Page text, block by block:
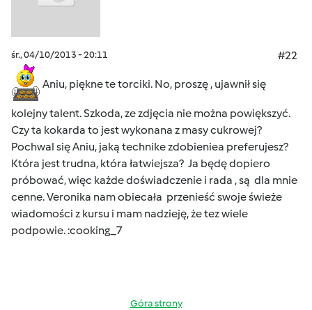
śr., 04/10/2013 - 20:11 #22
Aniu, piękne te torciki. No, proszę , ujawnił się
kolejny talent. Szkoda, ze zdjęcia nie można powiększyć.
Czy ta kokarda to jest wykonana z masy cukrowej?
Pochwal się Aniu, jaką technike zdobieniea preferujesz?
Która jest trudna, która łatwiejsza? Ja będę dopiero
próbować, więc każde doświadczenie i rada , są dla mnie
cenne. Veronika nam obiecała przenieść swoje świeże
wiadomości z kursu i mam nadzieję, że tez wiele
podpowie. :cooking_7
Góra strony